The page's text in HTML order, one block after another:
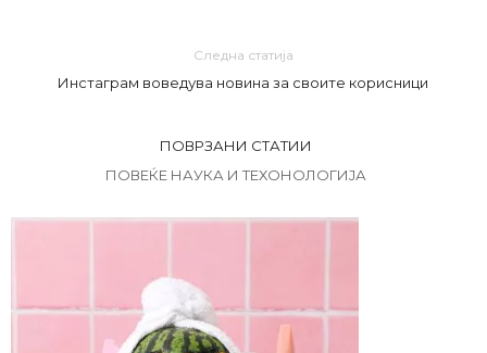
Следна статија
Инстаграм воведува новина за своите корисници
ПОВРЗАНИ СТАТИИ
ПОВЕЌЕ НАУКА И ТЕХОНОЛОГИЈА